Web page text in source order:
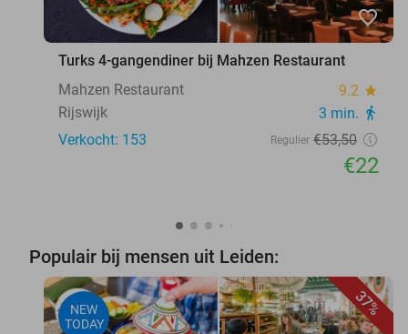
favorite_border
Turks 4-gangendiner bij Mahzen Restaurant
Mahzen Restaurant
9.2 star
Rijswijk 3 min. directions_walk
Verkocht: 153 Regulier €53,50
€22
Populair bij mensen uit Leiden:
37%
NEW
TODAY